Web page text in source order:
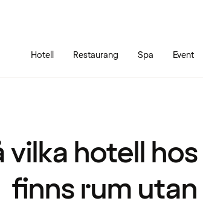
Hotell Restaurang Spa Event
vilka hotell
finns rum